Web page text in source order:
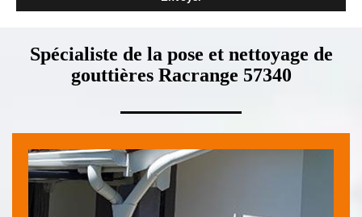
Spécialiste de la pose et nettoyage de
gouttières Racrange 57340